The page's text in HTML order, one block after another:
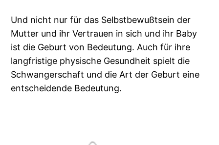
Und nicht nur für das Selbstbewußtsein der
Mutter und ihr Vertrauen in sich und ihr Baby
ist die Geburt von Bedeutung. Auch für ihre
langfristige physische Gesundheit spielt die
Schwangerschaft und die Art der Geburt eine
entscheidende Bedeutung.